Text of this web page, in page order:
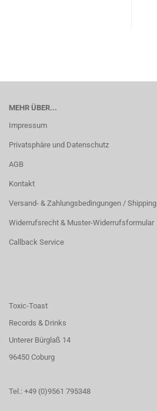
MEHR ÜBER...
Impressum
Privatsphäre und Datenschutz
AGB
Kontakt
Versand- & Zahlungsbedingungen / Shipping
Widerrufsrecht & Muster-Widerrufsformular
Callback Service
Toxic-Toast
Records & Drinks
Unterer Bürglaß 14
96450 Coburg
Tel.: +49 (0)9561 795348